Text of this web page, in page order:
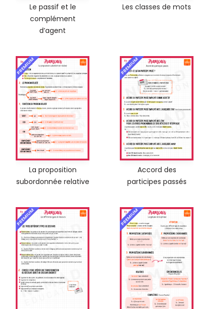
Le passif et le
complément
d’agent
Les classes de mots
PREMIUM
La proposition
subordonnée relative
PREMIUM
Accord des
participes passés
PREMIUM PREMIUM